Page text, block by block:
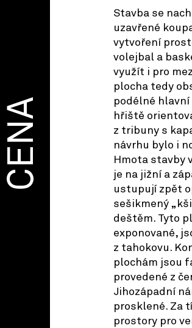
Stavba se
uzavřené
vytvoření
volejbal a
využít i pro
plocha tedy
podélné hlavní
hřiště
z tribuny s
návrhu bylo i
Hmota stavby
je na jižní a
ustupují zpět
sešikmený
deštěm. Tyto
exponované,
z tahokovu.
plochám jsou
provedené z
Jihozápadní
prosklené. Za
prostory pro
CENA